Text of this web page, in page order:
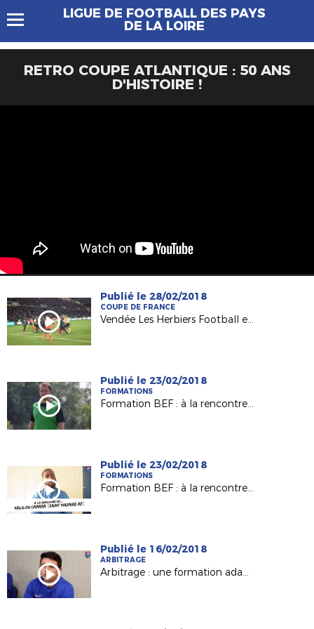
LIGUE DE FOOTBALL DES PAYS
DE LA LOIRE
RETRO COUPE ATLANTIQUE : 50 ANS
D'HISTOIRE !
Publié le 28/02/2018
COUPE DE FRANCE
Vendée Les Herbiers Football en demi-finale !
Publié le 23/02/2018
FORMATIONS
Formation BEF : à la rencontre de Clément GIRARD (FC Chabossière Couëron)
Publié le 23/02/2018
FORMATIONS
Formation BEF : à la rencontre de Kalilou Camara (Saint Nazaire AF)
Publié le 16/02/2018
ARBITRAGE
Arbitrage : une formation adaptée pour nos jeunes arbitres à Laval !